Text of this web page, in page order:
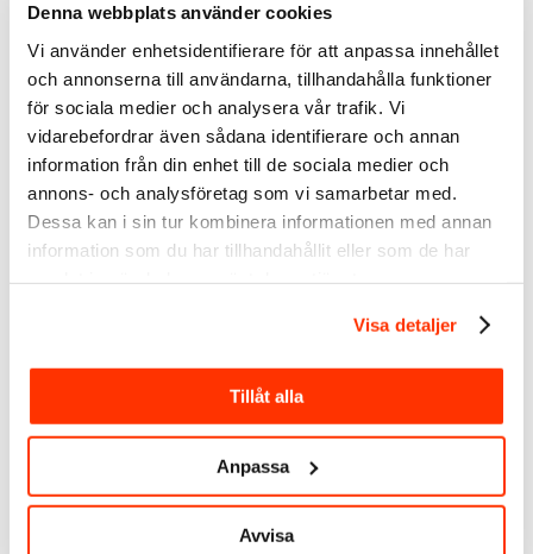
Denna webbplats använder cookies
Vi använder enhetsidentifierare för att anpassa innehållet
och annonserna till användarna, tillhandahålla funktioner
för sociala medier och analysera vår trafik. Vi
vidarebefordrar även sådana identifierare och annan
information från din enhet till de sociala medier och
annons- och analysföretag som vi samarbetar med.
Dessa kan i sin tur kombinera informationen med annan
information som du har tillhandahållit eller som de har
Visa detaljer
Tillåt alla
Anpassa
Avvisa
Social media manager
Välkommen att följa mig: